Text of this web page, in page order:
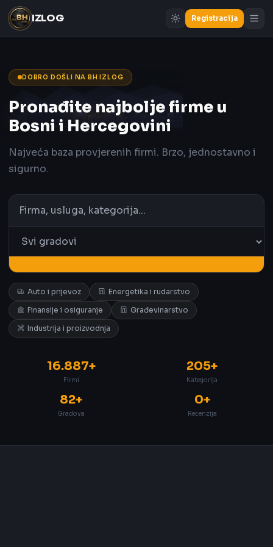
IZLOG Registracija
DOBRO DOŠLI NA BH IZLOG
Pronađite najbolje firme u
Bosni i Hercegovini
Najveća baza provjerenih firmi. Brzo, jednostavno i
sigurno.
Auto i prijevoz
Energetika i rudarstvo
Finansije i osiguranje
Građevinarstvo
Industrija i proizvodnja
16.887+
Firmi
205+
Kategorija
82+
Gradova
0+
Recenzija